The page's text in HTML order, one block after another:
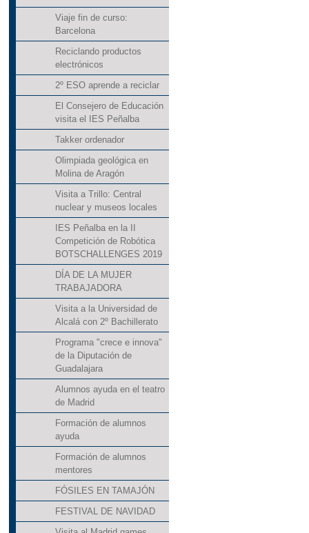
Viaje fin de curso:
Barcelona
Reciclando productos
electrónicos
2º ESO aprende a reciclar
El Consejero de Educación
visita el IES Peñalba
Takker ordenador
Olimpiada geológica en
Molina de Aragón
Visita a Trillo: Central
nuclear y museos locales
IES Peñalba en la II
Competición de Robótica
BOTSCHALLENGES 2019
DÍA DE LA MUJER
TRABAJADORA
Visita a la Universidad de
Alcalá con 2º Bachillerato
Programa "crece e innova"
de la Diputación de
Guadalajara
Alumnos ayuda en el teatro
de Madrid
Formación de alumnos
ayuda
Formación de alumnos
mentores
FÓSILES EN TAMAJÓN
FESTIVAL DE NAVIDAD